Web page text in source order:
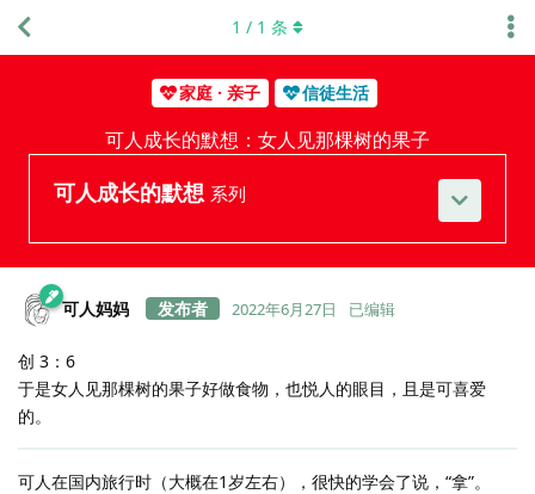
家庭 · 亲子 信徒生活
可人成长的默想：女人见那棵树的果子
可人成长的默想 系列
1 / 1 条
可人妈妈 2022年6月27日 已编辑
创 3：6
于是女人见那棵树的果子好做食物，也悦人的眼目，且是可喜爱
的。
可人在国内旅行时（大概在1岁左右），很快的学会了说，“拿”。